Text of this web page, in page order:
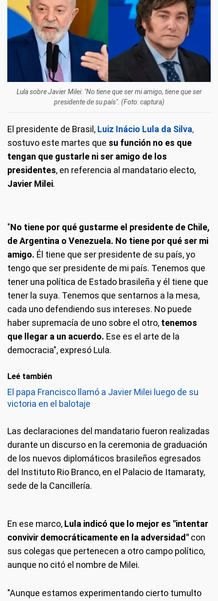
Lula sobre Javier Milei: "No tiene que ser mi amigo, tiene que ser
presidente de su país". (Foto: captura)
El presidente de Brasil, Luiz Inácio Lula da Silva,
sostuvo este martes que su función no es que
tengan que gustarle ni ser amigo de los
presidentes, en referencia al mandatario electo,
Javier Milei.
"No tiene por qué gustarme el presidente de Chile,
de Argentina o Venezuela. No tiene por qué ser mi
amigo. Él tiene que ser presidente de su país, yo
tengo que ser presidente de mi país. Tenemos que
tener una política de Estado brasileña y él tiene que
tener la suya. Tenemos que sentarnos a la mesa,
cada uno defendiendo sus intereses. No puede
haber supremacía de uno sobre el otro, tenemos
que llegar a un acuerdo. Ese es el arte de la
democracia", expresó Lula.
Leé también
El papa Francisco llamó a Javier Milei luego de su
victoria en el balotaje
Las declaraciones del mandatario fueron realizadas
durante un discurso en la ceremonia de graduación
de los nuevos diplomáticos brasileños egresados
del Instituto Rio Branco, en el Palacio de Itamaraty,
sede de la Cancillería.
En ese marco, Lula indicó que lo mejor es "intentar
convivir democráticamente en la adversidad" con
sus colegas que pertenecen a otro campo político,
aunque no citó el nombre de Milei.
"Aunque estamos experimentando cierto tumulto